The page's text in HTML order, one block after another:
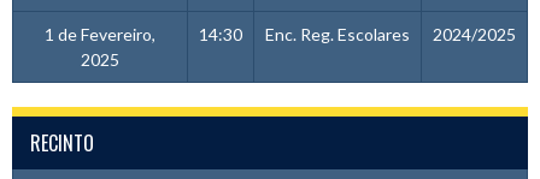
1 de Fevereiro,
2025
14:30 Enc. Reg. Escolares 2024/2025
RECINTO